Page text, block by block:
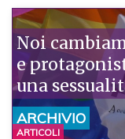
Noi
e
una
ARCHIVIO
ARTICOLI